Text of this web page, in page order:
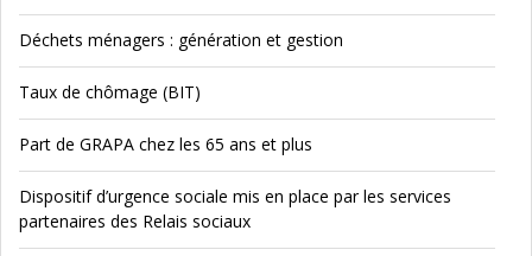
Déchets ménagers : génération et gestion
Taux de chômage (BIT)
Part de GRAPA chez les 65 ans et plus
Dispositif d’urgence sociale mis en place par les services
partenaires des Relais sociaux